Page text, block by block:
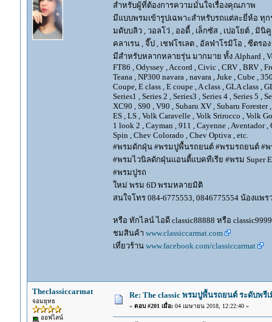
สำหรับผู้ที่ต้องการความมั่นใจเรื่องคุณภาพ
มีแบบพรมเข้ารูปเฉพาะสำหรับรถแต่ละยี่ห้อ ทุก
มดับบลิว , วอลโว่ , ออดี้ , เล็กซัส , เปอโยต์ , มินิ
คลาเรน , จี๊ป , เชฟโรเลต , อัลฟ่าโรมิโอ , ซีตร
มีสำหรับหลากหลายรุ่น มากมาย ทั้ง Alphard ,
FT86 , Odyssey , Accord , Civic , CRV , BRV ,
Teana , NP300 navara , navara , Juke , Cube ,
Coupe, E class , E coupe , A class , GLA class ,
Series1 , Series 2 , Series3 , Series 4 , Series 5 ,
XC90 , S90 , V90 , Subaru XV , Subaru
ES , LS , Volk Caravelle , Volk Srirocco , Volk
1 look 2 , Cayman , 911 , Cayenne , Aventador
Spin , Chev Colorado , Chev Optiva , etc.
#พรมดักฝุ่น #พรมปูพื้นรถยนต์ #พรมรถยนต์ #พ
#พรมไวนิลดักฝุ่นแอนตี้แบคทีเรีย #พรม Super
#พรมปูรถ
ใหม่ พรม 6D พรมหลายมิติ
สนใจโทร 084-6775553, 0846775554 น้องแพ
หรือ ทักไลน์ ไอดี classic88888 หรือ
ชมสินค้า www.classiccarmat.com
เที่ยวร้าน www.facebook.com/classiccarmat
Theclassiccarmat
จอมยุทธ
ออฟไลน์
Re: The classic พรมปูพื้นรถยนต์ ระดับพรี
« ตอบ #201 เมื่อ:04 เมษายน 2018, 12:22:40 »